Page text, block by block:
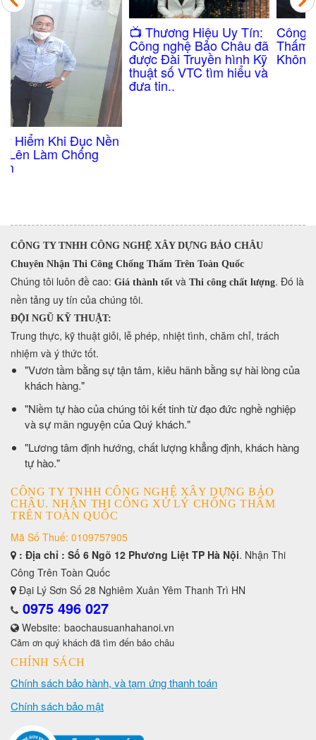
​📺 Thương Hiệu Uy Tín:
Công nghệ Bảo Châu đã
được Đài Truyền hình Kỹ
thuật số VTC tìm hiểu và
đưa tin..
Công Nghệ Chống
Thấm Nhà Vệ Sinh
Không Cần Đục Gạch
CÔNG TY TNHH CÔNG NGHỆ XÂY DỰNG BẢO CHÂU
Chuyên Nhận Thi Công Chống Thấm Trên Toàn Quốc
​Chúng tôi luôn đề cao: Giá thành tốt và Thi công chất lượng. Đó là
nền tảng uy tín của chúng tôi.
ĐỘI NGŨ KỸ THUẬT:
Trung thực, kỹ thuật giỏi, lễ phép, nhiệt tình, chăm chỉ, trách
nhiệm và ý thức tốt.
​"Vươn tầm bằng sự tận tâm, kiêu hãnh bằng sự hài lòng của
khách hàng."
​"Niềm tự hào của chúng tôi kết tinh từ đạo đức nghề nghiệp
và sự mãn nguyện của Quý khách."
​"Lương tâm định hướng, chất lượng khẳng định, khách hàng
tự hào."
CÔNG TY TNHH CÔNG NGHỆ XÂY DỰNG BẢO
CHÂU. NHẬN THI CÔNG XỬ LÝ CHỐNG THẤM
TRÊN TOÀN QUỐC
Mã Số Thuế: 0109757905
: Địa chỉ : Số 6 Ngõ 12 Phương Liệt TP Hà Nội. Nhận Thi
Công Trên Toàn Quốc
Đại Lý Sơn Số 28 Nghiêm Xuân Yêm Thanh Trì HN
0975 496 027
Website: baochausuanhahanoi.vn
Cảm ơn quý khách đã tìm đến bảo châu
CHÍNH SÁCH
Chính sách bảo hành, và tạm ứng thanh toán
Chính sách bảo mật